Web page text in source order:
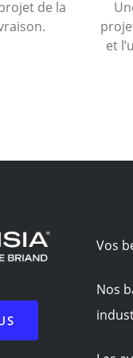
de la
et
Vos
Nos